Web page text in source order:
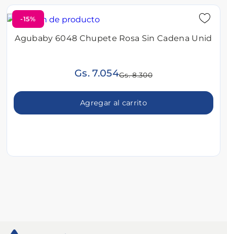
-15%
Agubaby 6048 Chupete Rosa Sin Cadena Unid
Gs. 7.054Gs. 8.300
Agregar al carrito